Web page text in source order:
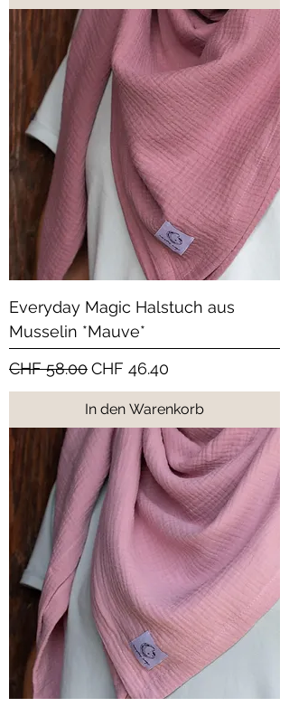
Everyday Magic Halstuch aus
Musselin *Mauve*
Standardpreis
CHF 58.00Sale-Preis
CHF 46.40
In den Warenkorb